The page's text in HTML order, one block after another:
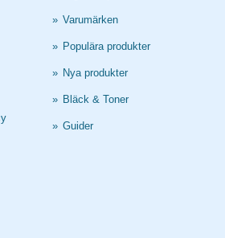
» Varumärken
» Populära produkter
» Nya produkter
» Bläck & Toner
» Guider